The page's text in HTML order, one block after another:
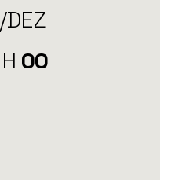
/DEZ
H 00